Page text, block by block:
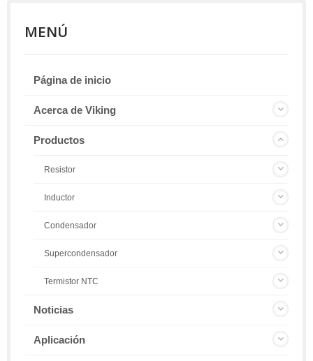
MENÚ
Página de inicio
Acerca de Viking
Productos
Resistor
Inductor
Condensador
Supercondensador
Termistor NTC
Noticias
Aplicación